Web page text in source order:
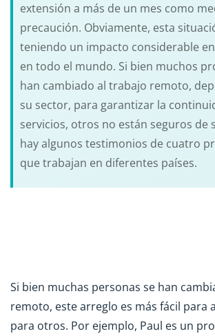
extensión a más de un mes como
precaución. Obviamente, esta
teniendo un impacto considerable
en todo el mundo. Si bien muchos
han cambiado al trabajo remoto,
su sector, para garantizar la
servicios, otros no están seguros de
hay algunos testimonios de cuatro
que trabajan en diferentes países.
Si bien muchas personas se han
remoto, este arreglo es más fácil para
para otros. Por ejemplo, Paul es un